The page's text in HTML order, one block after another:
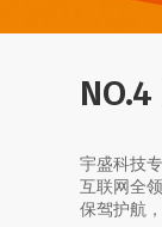
宇盛科技
互联网全
保驾护航